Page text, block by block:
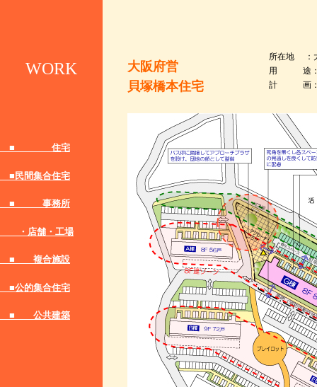
WORK
■ 住宅
■民間集合住宅
■ 事務所
・店舗・工場
■ 複合施設
■公的集合住宅
■ 公共建築
大阪府営
貝塚橋本住宅
所在地 ：
用 途：
計 画：